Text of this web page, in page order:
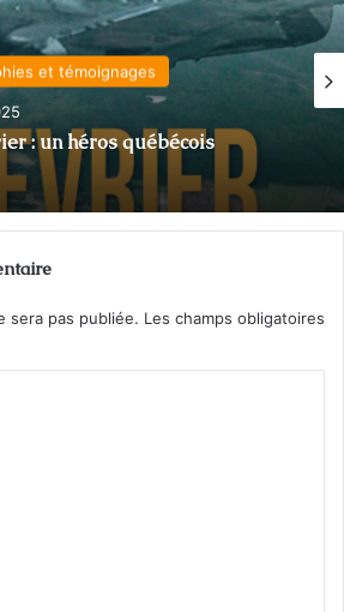
et témoignages
: un héros québécois
mondiale
force de la nature et héros
sera pas publiée. Les champs obligatoires